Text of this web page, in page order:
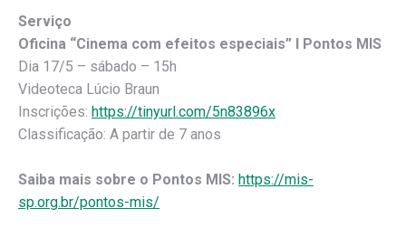
Serviço
Oficina “Cinema com efeitos especiais” l Pontos MIS
Dia 17/5 – sábado – 15h
Videoteca Lúcio Braun
Inscrições: https://tinyurl.com/5n83896x
Classificação: A partir de 7 anos
Saiba mais sobre o Pontos MIS: https://mis-
sp.org.br/pontos-mis/